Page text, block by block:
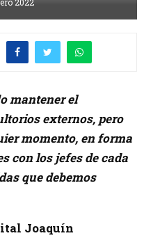
mantener el
externos, pero
momento, en forma
con los jefes de cada
que debemos
Joaquín